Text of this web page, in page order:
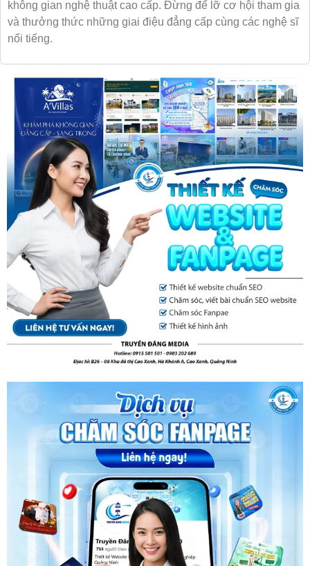
không gian nghệ thuật cao cấp. Đừng để lỡ cơ hội tham gia
và thưởng thức những giai điệu đẳng cấp cùng các nghệ sĩ
nổi tiếng.